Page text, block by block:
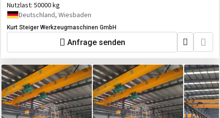
Nutzlast: 50000 kg
Deutschland, Wiesbaden
Kurt Steiger Werkzeugmaschinen GmbH
Anfrage senden